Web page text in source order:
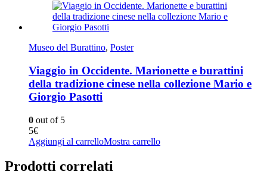
Museo del Burattino, Poster
Viaggio in Occidente. Marionette e burattini
della tradizione cinese nella collezione Mario e
Giorgio Pasotti
0 out of 5
5€
Aggiungi al carrelloMostra carrello
Prodotti correlati